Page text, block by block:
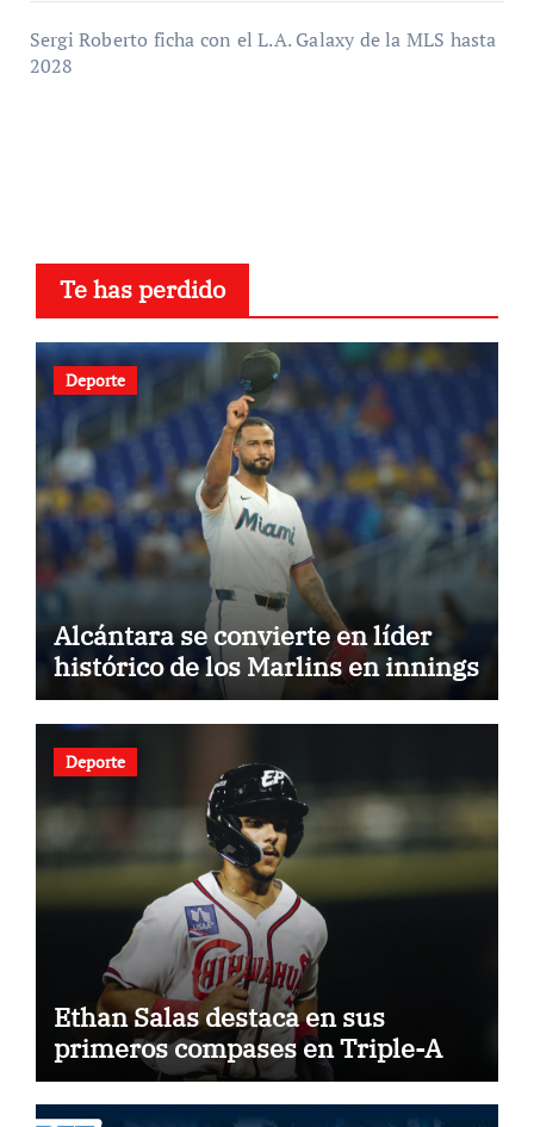
Sergi Roberto ficha con el L.A. Galaxy de la MLS hasta
2028
Te has perdido
Deporte
Alcántara se convierte en líder
histórico de los Marlins en innings
Deporte
Ethan Salas destaca en sus
primeros compases en Triple-A